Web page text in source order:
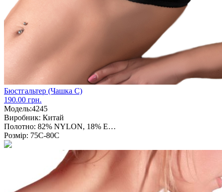
Бюстгальтер (Чашка С)
190.00 грн.
Модель:4245
Виробник: Китай
Полотно: 82% NYLON, 18% E…
Розмір: 75С-80С